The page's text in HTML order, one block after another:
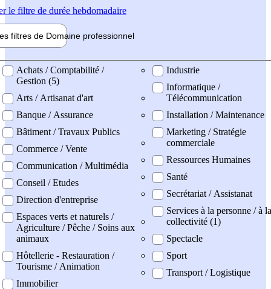
le filtre de durée hebdomadaire
filtres de Domaine professionnel
professionel
Achats / Comptabilité /
Gestion (5)
Arts / Artisanat d'art
Banque / Assurance
Bâtiment / Travaux Publics
Commerce / Vente
Communication / Multimédia
Conseil / Etudes
Direction d'entreprise
Espaces verts et naturels /
Agriculture / Pêche / Soins aux
animaux
Hôtellerie - Restauration /
Tourisme / Animation
Immobilier
Industrie
Informatique /
Télécommunication
Installation / Maintenance
Marketing / Stratégie
commerciale
Ressources Humaines
Santé
Secrétariat / Assistanat
Services à la personne / à la
collectivité (1)
Spectacle
Sport
Transport / Logistique